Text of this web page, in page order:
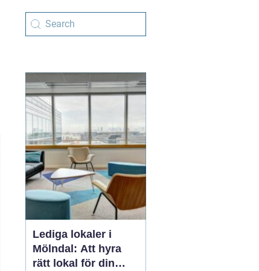
Lediga lokaler i
Mölndal: Att hyra
rätt lokal för din